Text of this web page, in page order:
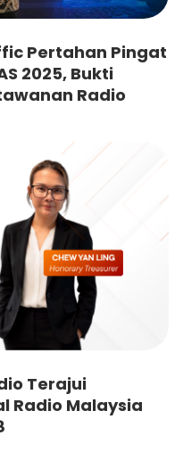
Pertahan Pingat
2025, Bukti
Radio
Terajui
Radio Malaysia